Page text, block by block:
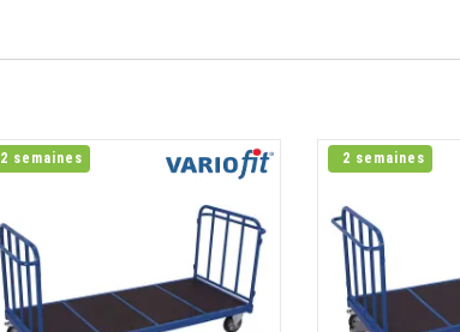
2 semaines 2 semaines